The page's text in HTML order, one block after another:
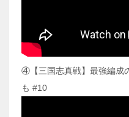
④【三国志真戦】最強編成
も #10